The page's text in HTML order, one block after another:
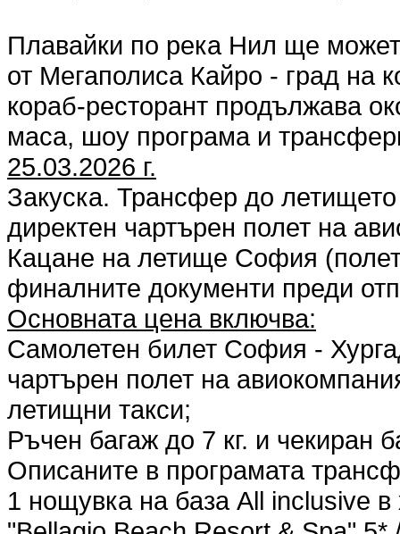
Плавайки по река Нил ще
от Мегаполиса Кайро - град на
кораб-ресторант продължава
маса, шоу програма и
25.03.2026 г.
Закуска. Трансфер до
директен чартърен полет на
Кацане на летище София
финалните документи преди
Основната цена включва:
Самолетен билет София -
чартърен полет на
летищни такси;
Ръчен багаж до 7 кг. и чекиран
Описаните в програмата
1 нощувка на база All inclusive